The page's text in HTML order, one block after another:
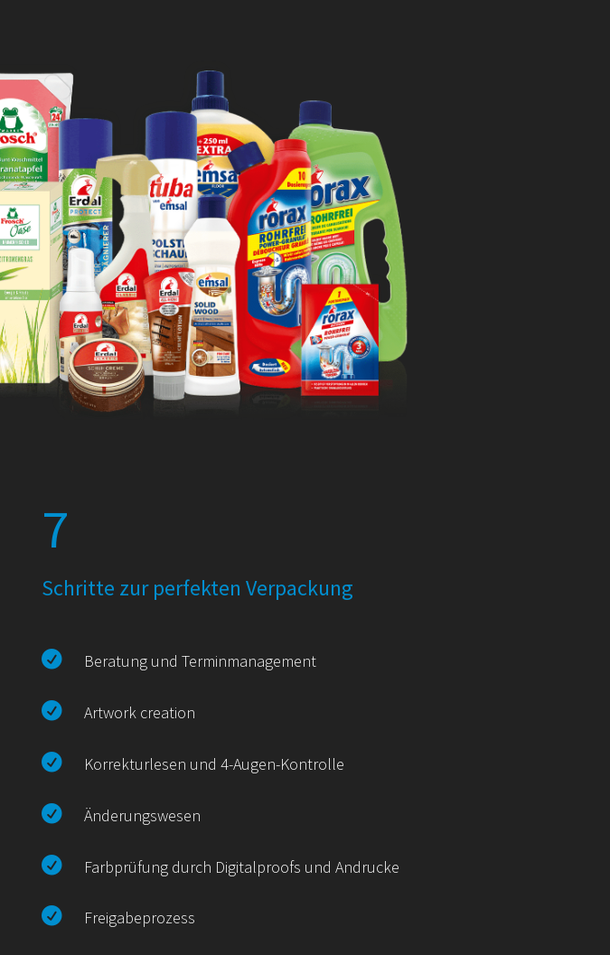
7
Schritte zur perfekten Verpackung
 Beratung und Terminmanagement
 Artwork creation
 Korrekturlesen und 4-Augen-Kontrolle
 Änderungswesen
 Farbprüfung durch Digitalproofs und Andrucke
 Freigabeprozess